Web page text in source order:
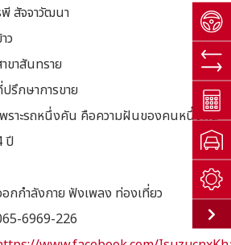
สัจจาวัฒนา
ว
ขาสันทราย
รึกษาการขาย
พราะรถหนึ่งคัน คือความฝันของคนหนึ่งคน
ปี
กกำลังกาย ฟังเพลง ท่องเที่ยว
6969-226